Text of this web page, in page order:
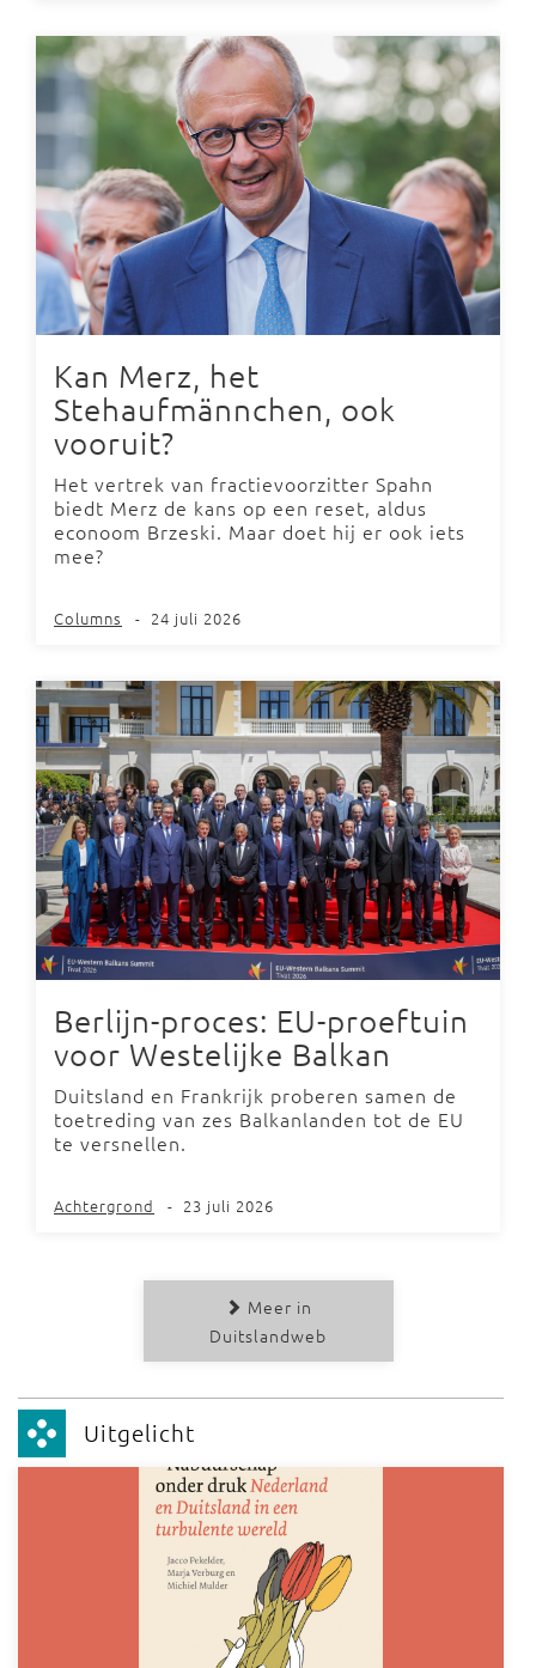
Kan Merz, het
Stehaufmännchen, ook
vooruit?
Het vertrek van fractievoorzitter Spahn
biedt Merz de kans op een reset, aldus
econoom Brzeski. Maar doet hij er ook iets
mee?
Columns - 24 juli 2026
Berlijn-proces: EU-proeftuin
voor Westelijke Balkan
Duitsland en Frankrijk proberen samen de
toetreding van zes Balkanlanden tot de EU
te versnellen.
Achtergrond - 23 juli 2026
Meer in
Duitslandweb
Uitgelicht